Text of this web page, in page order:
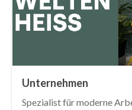
Unternehmen
Spezialist für moderne